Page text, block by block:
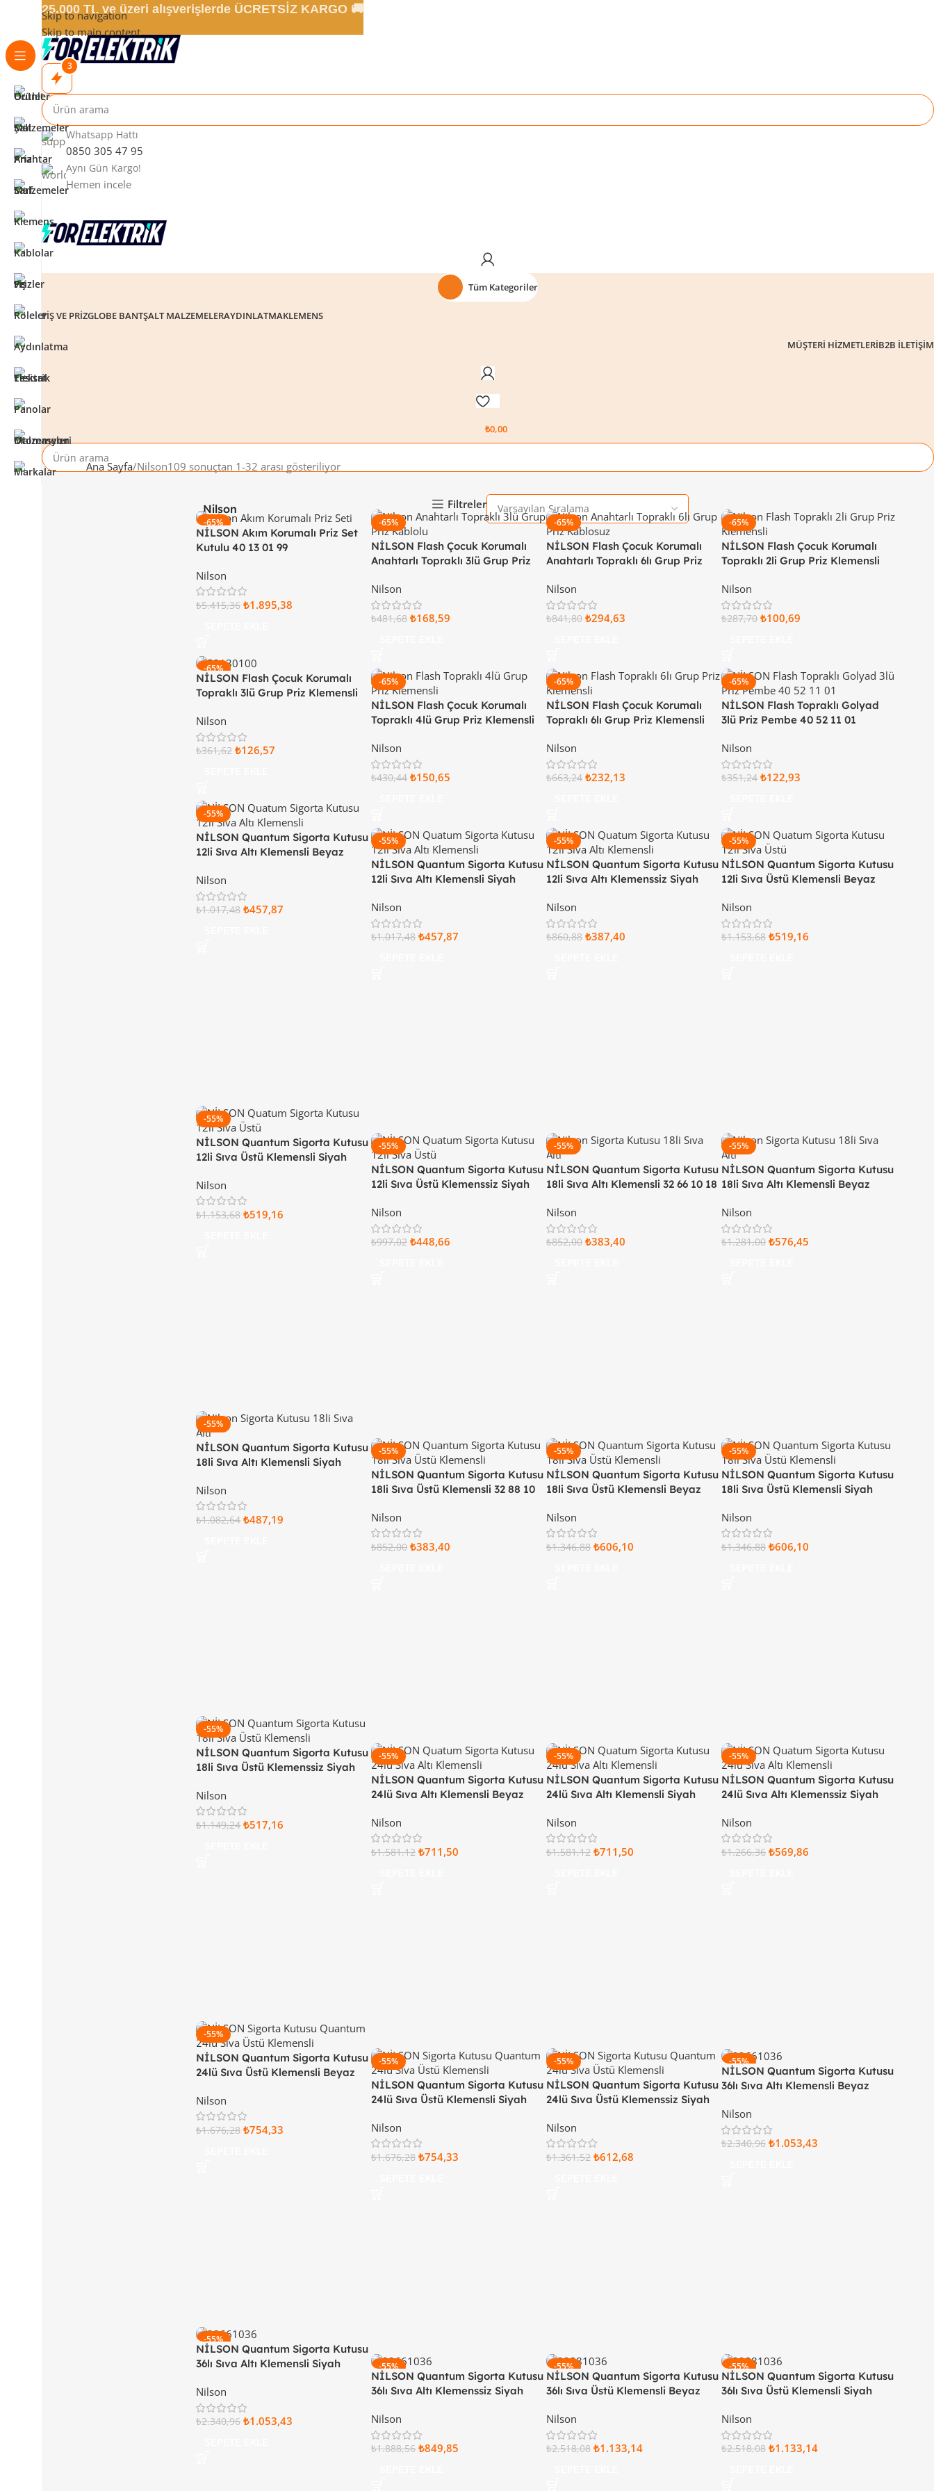
Skip to navigation
Skip to main content
3
Whatsapp Hattı
0850 305 47 95
Aynı Gün Kargo!
Hemen incele
Tüm Kategoriler
FIŞ VE PRIZGLOBE BANTŞALT MALZEMELERAYDINLATMAKLEMENS
MÜŞTERI HIZMETLERIB2B ILETIŞIM
₺0,00
Ana Sayfa Nilson109 sonuçtan 1-32 arası gösteriliyor
Nilson Filtreler
-65%
NİLSON Akım Korumalı Priz Set
Kutulu 40 13 01 99
Nilson
₺5.415,36 ₺1.895,38
-65%
NİLSON Flash Çocuk Korumalı
Anahtarlı Topraklı 3lü Grup Priz
Nilson
₺481,68 ₺168,59
-65%
NİLSON Flash Çocuk Korumalı
Anahtarlı Topraklı 6lı Grup Priz
Nilson
₺841,80 ₺294,63
-65%
NİLSON Flash Çocuk Korumalı
Topraklı 2li Grup Priz Klemensli
Nilson
₺287,70 ₺100,69
-65%
NİLSON Flash Çocuk Korumalı
Topraklı 3lü Grup Priz Klemensli
Nilson
₺361,62 ₺126,57
-65%
NİLSON Flash Çocuk Korumalı
Topraklı 4lü Grup Priz Klemensli
Nilson
₺430,44 ₺150,65
-65%
NİLSON Flash Çocuk Korumalı
Topraklı 6lı Grup Priz Klemensli
Nilson
₺663,24 ₺232,13
-65%
NİLSON Flash Topraklı Golyad
3lü Priz Pembe 40 52 11 01
Nilson
₺351,24 ₺122,93
-55%
NİLSON Quantum Sigorta Kutusu
12li Sıva Altı Klemensli Beyaz
Nilson
₺1.017,48 ₺457,87
-55%
NİLSON Quantum Sigorta Kutusu
12li Sıva Altı Klemensli Siyah
Nilson
₺1.017,48 ₺457,87
-55%
NİLSON Quantum Sigorta Kutusu
12li Sıva Altı Klemenssiz Siyah
Nilson
₺860,88 ₺387,40
-55%
NİLSON Quantum Sigorta Kutusu
12li Sıva Üstü Klemensli Beyaz
Nilson
₺1.153,68 ₺519,16
-55%
NİLSON Quantum Sigorta Kutusu
12li Sıva Üstü Klemensli Siyah
Nilson
₺1.153,68 ₺519,16
-55%
NİLSON Quantum Sigorta Kutusu
12li Sıva Üstü Klemenssiz Siyah
Nilson
₺997,02 ₺448,66
-55%
NİLSON Quantum Sigorta Kutusu
18li Sıva Altı Klemensli 32 66 10 18
Nilson
₺852,00 ₺383,40
-55%
NİLSON Quantum Sigorta Kutusu
18li Sıva Altı Klemensli Beyaz
Nilson
₺1.281,00 ₺576,45
-55%
NİLSON Quantum Sigorta Kutusu
18li Sıva Altı Klemensli Siyah
Nilson
₺1.082,64 ₺487,19
-55%
NİLSON Quantum Sigorta Kutusu
18li Sıva Üstü Klemensli 32 88 10
Nilson
₺852,00 ₺383,40
-55%
NİLSON Quantum Sigorta Kutusu
18li Sıva Üstü Klemensli Beyaz
Nilson
₺1.346,88 ₺606,10
-55%
NİLSON Quantum Sigorta Kutusu
18li Sıva Üstü Klemensli Siyah
Nilson
₺1.346,88 ₺606,10
-55%
NİLSON Quantum Sigorta Kutusu
18li Sıva Üstü Klemenssiz Siyah
Nilson
₺1.149,24 ₺517,16
-55%
NİLSON Quantum Sigorta Kutusu
24lü Sıva Altı Klemensli Beyaz
Nilson
₺1.581,12 ₺711,50
-55%
NİLSON Quantum Sigorta Kutusu
24lü Sıva Altı Klemensli Siyah
Nilson
₺1.581,12 ₺711,50
-55%
NİLSON Quantum Sigorta Kutusu
24lü Sıva Altı Klemenssiz Siyah
Nilson
₺1.266,36 ₺569,86
-55%
NİLSON Quantum Sigorta Kutusu
24lü Sıva Üstü Klemensli Beyaz
Nilson
₺1.676,28 ₺754,33
-55%
NİLSON Quantum Sigorta Kutusu
24lü Sıva Üstü Klemensli Siyah
Nilson
₺1.676,28 ₺754,33
-55%
NİLSON Quantum Sigorta Kutusu
24lü Sıva Üstü Klemenssiz Siyah
Nilson
₺1.361,52 ₺612,68
-55%
NİLSON Quantum Sigorta Kutusu
36lı Sıva Altı Klemensli Beyaz
Nilson
₺2.340,96 ₺1.053,43
-55%
NİLSON Quantum Sigorta Kutusu
36lı Sıva Altı Klemensli Siyah
Nilson
₺2.340,96 ₺1.053,43
-55%
NİLSON Quantum Sigorta Kutusu
36lı Sıva Altı Klemenssiz Siyah
Nilson
₺1.888,56 ₺849,85
-55%
NİLSON Quantum Sigorta Kutusu
36lı Sıva Üstü Klemensli Beyaz
Nilson
₺2.518,08 ₺1.133,14
-55%
NİLSON Quantum Sigorta Kutusu
36lı Sıva Üstü Klemensli Siyah
Nilson
₺2.518,08 ₺1.133,14
25.000 TL ve üzeri alışverişlerde ÜCRETSİZ KARGO 🚚